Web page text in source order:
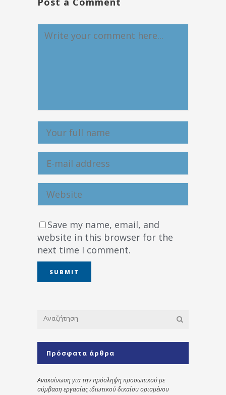
Save my name, email, and
website in this browser for the
next time I comment.
Πρόσφατα άρθρα
Ανακοίνωση για την πρόσληψη προσωπικού με
σύμβαση εργασίας ιδιωτικού δικαίου ορισμένου